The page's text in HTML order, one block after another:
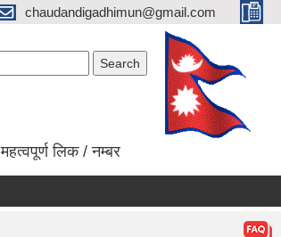
chaudandigadhimun@gmail.com
महत्वपूर्ण लिक / नम्बर